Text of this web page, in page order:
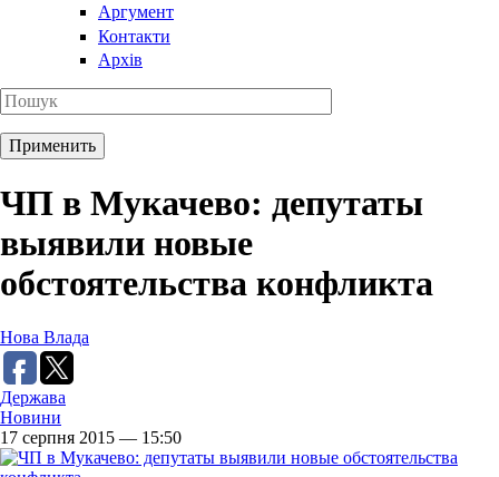
Аргумент
Контакти
Архів
ЧП в Мукачево: депутаты
выявили новые
обстоятельства конфликта
Нова Влада
Держава
Новини
17 серпня 2015 — 15:50